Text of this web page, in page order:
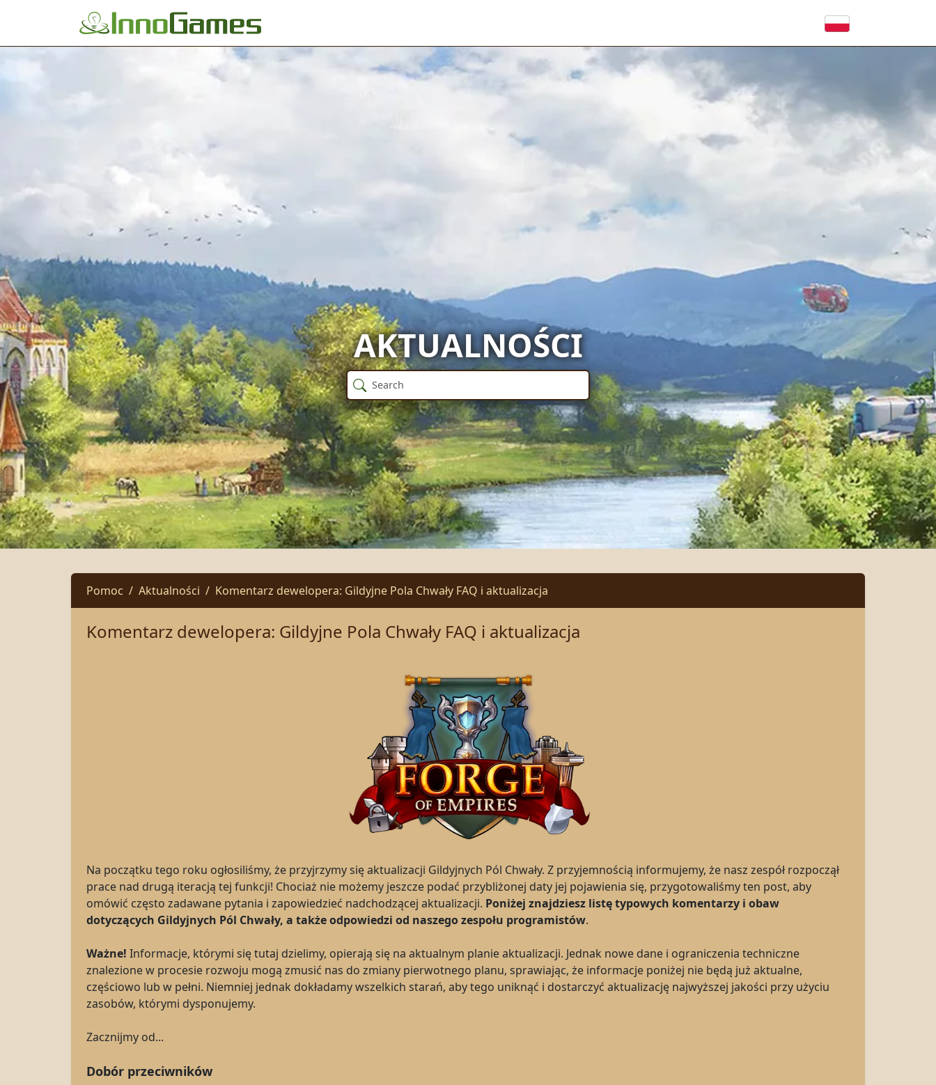
AKTUALNOŚCI
Pomoc Aktualności Komentarz dewelopera: Gildyjne Pola Chwały FAQ i aktualizacja
Komentarz dewelopera: Gildyjne Pola Chwały FAQ i aktualizacja
Na początku tego roku ogłosiliśmy, że przyjrzymy się aktualizacji Gildyjnych Pól Chwały. Z przyjemnością informujemy, że nasz zespół rozpoczął
prace nad drugą iteracją tej funkcji! Chociaż nie możemy jeszcze podać przybliżonej daty jej pojawienia się, przygotowaliśmy ten post, aby
omówić często zadawane pytania i zapowiedzieć nadchodzącej aktualizacji. Poniżej znajdziesz listę typowych komentarzy i obaw
dotyczących Gildyjnych Pól Chwały, a także odpowiedzi od naszego zespołu programistów.
Ważne! Informacje, którymi się tutaj dzielimy, opierają się na aktualnym planie aktualizacji. Jednak nowe dane i ograniczenia techniczne
znalezione w procesie rozwoju mogą zmusić nas do zmiany pierwotnego planu, sprawiając, że informacje poniżej nie będą już aktualne,
częściowo lub w pełni. Niemniej jednak dokładamy wszelkich starań, aby tego uniknąć i dostarczyć aktualizację najwyższej jakości przy użyciu
zasobów, którymi dysponujemy.
Zacznijmy od...
Dobór przeciwników